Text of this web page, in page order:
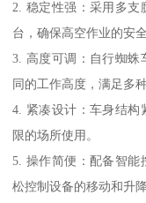
2. 稳定性强：采用多
台，确保高空作业的安全
3. 高度可调：自行蜘蛛
同的工作高度，满足多
4. 紧凑设计：车身结构
限的场所使用。
5. 操作简便：配备智能
松控制设备的移动和升降